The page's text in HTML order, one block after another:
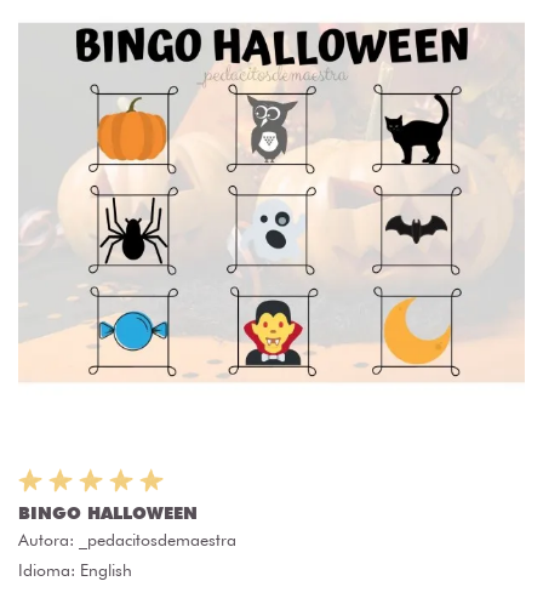
BINGO HALLOWEEN
Autora:
_pedacitosdemaestra
Idioma: English